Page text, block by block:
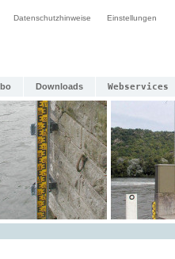
Datenschutzhinweise Einstellungen
Downloads Webservices